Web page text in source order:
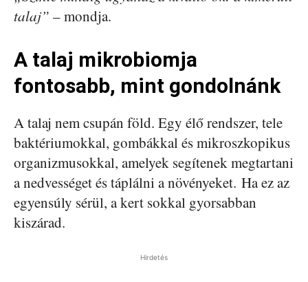
talaj” – mondja.
A talaj mikrobiomja
fontosabb, mint gondolnánk
A talaj nem csupán föld. Egy élő rendszer, tele
baktériumokkal, gombákkal és mikroszkopikus
organizmusokkal, amelyek segítenek megtartani
a nedvességet és táplálni a növényeket. Ha ez az
egyensúly sérül, a kert sokkal gyorsabban
kiszárad.
Hirdetés